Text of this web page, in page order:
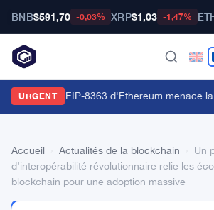
BNB$591,70 -0,03% XRP$1,03 -1,47%
URGENT
proposition EIP-8363 d'Ethereum menace
Accueil Actualités de la blockchain
Un
d’interopérabilité révolutionnaire relie les
blockchain pour une adoption massive